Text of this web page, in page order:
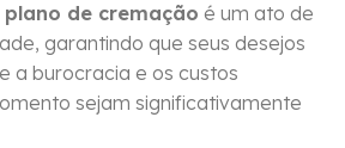
plano de cremação é um ato de
garantindo que seus desejos
a burocracia e os custos
sejam significativamente